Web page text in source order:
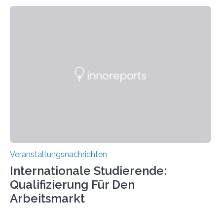
für neurologische und psychiatrische Erkrankungen
Veranstaltungsnachrichten
Internationale Studierende:
Qualifizierung Für Den
Arbeitsmarkt